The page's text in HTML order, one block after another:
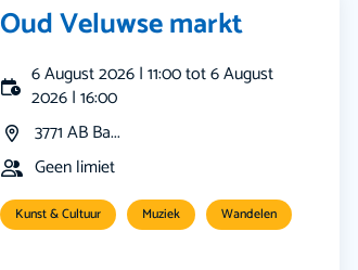
Oud Veluwse markt
6 August 2026 | 11:00 tot 6 August
2026 | 16:00
3771 AB Ba...
Geen limiet
Kunst & Cultuur Muziek Wandelen